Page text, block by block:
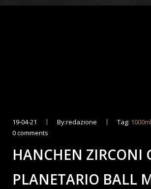
19-04-21 By:redazione Tag: 1000ml
0 comments
HANCHEN ZIRCONI
PLANETARIO BALL